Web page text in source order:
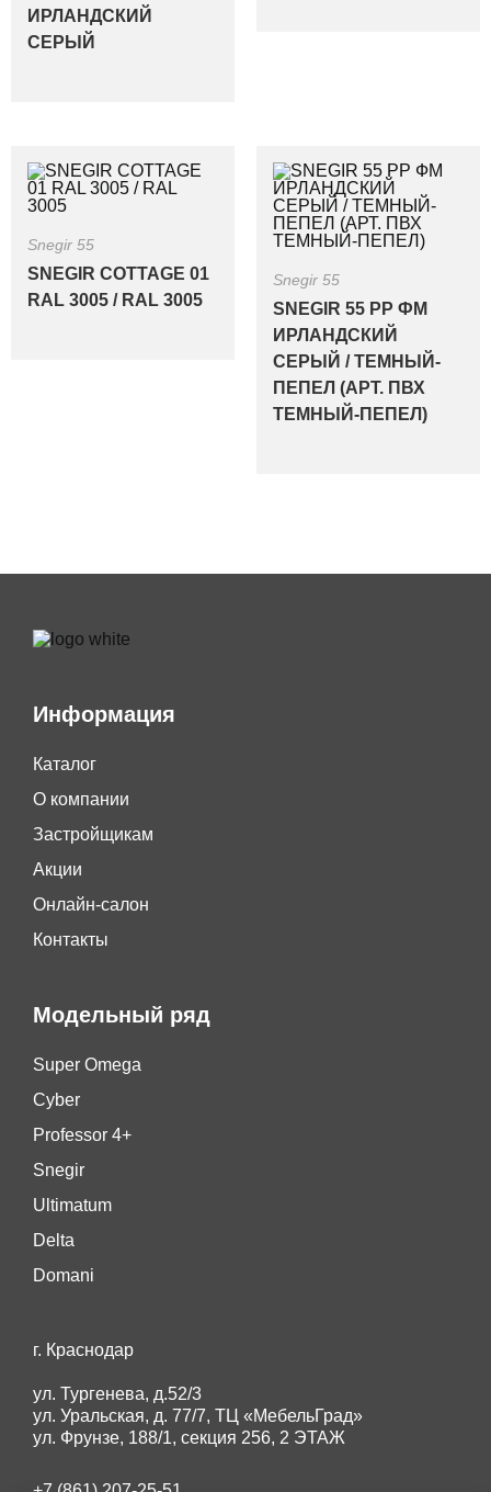
ИРЛАНДСКИЙ
СЕРЫЙ
Snegir 55
SNEGIR COTTAGE 01
RAL 3005 / RAL 3005
Snegir 55
SNEGIR 55 PP ФМ
ИРЛАНДСКИЙ
СЕРЫЙ / ТЕМНЫЙ-
ПЕПЕЛ (АРТ. ПВХ
ТЕМНЫЙ-ПЕПЕЛ)
Информация
Каталог
О компании
Застройщикам
Акции
Онлайн-салон
Контакты
Модельный ряд
Super Omega
Cyber
Professor 4+
Snegir
Ultimatum
Delta
Domani
г. Краснодар
ул. Тургенева, д.52/3
ул. Уральская, д. 77/7, ТЦ «МебельГрад»
ул. Фрунзе, 188/1, секция 256, 2 ЭТАЖ